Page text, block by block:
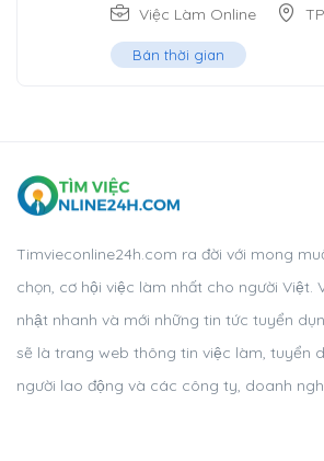
Việc Làm Online
Bán thời gian
Timvieconline24h.com ra đời với mong
chọn, cơ hội việc làm nhất cho người Việt.
nhật nhanh và mới những tin tức tuyển
sẽ là trang web thông tin việc làm, tuyển
người lao động và các công ty, doanh